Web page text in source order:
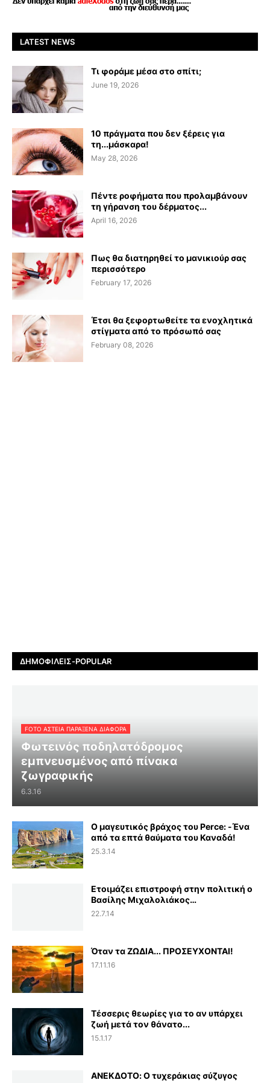
LATEST NEWS
Τι φοράμε μέσα στο σπίτι;
June 19, 2026
10 πράγματα που δεν ξέρεις για
τη...μάσκαρα!
May 28, 2026
Πέντε ροφήματα που προλαμβάνουν
τη γήρανση του δέρματος...
April 16, 2026
Πως θα διατηρηθεί το μανικιούρ σας
περισσότερο
February 17, 2026
Έτσι θα ξεφορτωθείτε τα ενοχλητικά
στίγματα από το πρόσωπό σας
February 08, 2026
ΔΗΜΟΦΙΛΕΊΣ-POPULAR
FOTO ΑΣΤΕΙΑ ΠΑΡΑΞΕΝΑ ΔΙΑΦΟΡΑ
Φωτεινός ποδηλατόδρομος
εμπνευσμένος από πίνακα
ζωγραφικής
6.3.16
Ο μαγευτικός βράχος του Perce: -Ένα
από τα επτά θαύματα του Καναδά!
25.3.14
Ετοιμάζει επιστροφή στην πολιτική ο
Βασίλης Μιχαλολιάκος…
22.7.14
Όταν τα ΖΩΔΙΑ... ΠΡΟΣΕΥΧΟΝΤΑΙ!
17.11.16
Τέσσερις θεωρίες για το αν υπάρχει
ζωή μετά τον θάνατο...
15.1.17
ΑΝΕΚΔΟΤΟ: Ο τυχεράκιας σύζυγος